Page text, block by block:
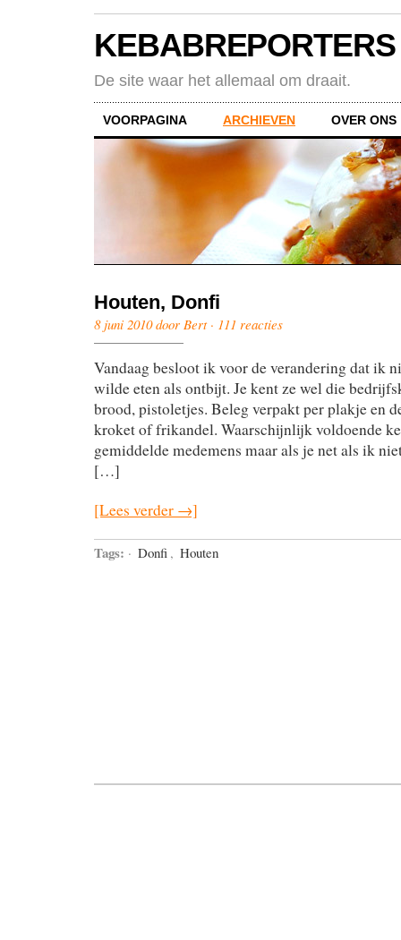
KEBABREPORTERS
De site waar het allemaal om draait.
VOORPAGINA ARCHIEVEN OVER ONS
Houten, Donfi
8 juni 2010 door Bert · 111 reacties
Vandaag besloot ik voor de verandering dat ik
wilde eten als ontbijt. Je kent ze wel die
brood, pistoletjes. Beleg verpakt per plakje en
kroket of frikandel. Waarschijnlijk voldoende
gemiddelde medemens maar als je net als ik
[…]
[Lees verder →]
Tags: · Donfi , Houten